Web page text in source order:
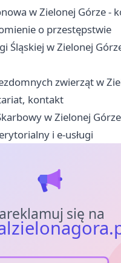
w Zielonej Górze -
o przestępstwie
Śląskiej w Zielonej
zwierząt w
kontakt
w Zielonej
i e-usługi
się na